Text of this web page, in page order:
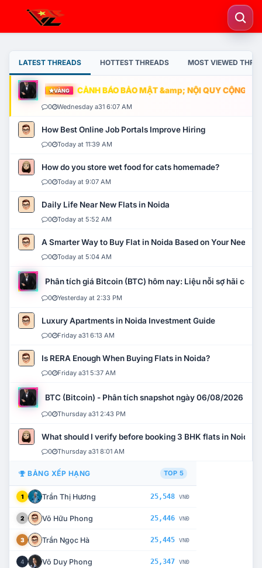
LATEST THREADS HOTTEST THREADS MOST VIEWED
VÀNG CẢNH BÁO BẢO MẬT &amp; NỘI QUY CỘNG
0 Wednesday a31 6:07 AM
How Best Online Job Portals Improve Hiring
0 Today at 11:39 AM
How do you store wet food for cats homemade?
0 Today at 9:07 AM
Daily Life Near New Flats in Noida
0 Today at 5:52 AM
A Smarter Way to Buy Flat in Noida Based on Your Needs
0 Today at 5:04 AM
Phân tích giá Bitcoin (BTC) hôm nay: Liệu nỗi sợ hãi có
0 Yesterday at 2:33 PM
Luxury Apartments in Noida Investment Guide
0 Friday a31 6:13 AM
Is RERA Enough When Buying Flats in Noida?
0 Friday a31 5:37 AM
BTC (Bitcoin) - Phân tích snapshot ngày 06/08/2026
0 Thursday a31 2:43 PM
What should I verify before booking 3 BHK flats in Noida?
0 Thursday a31 8:01 AM
BẢNG XẾP HẠNG TOP 5
1 Trần Thị Hương 25,548 VNĐ
2 Võ Hữu Phong 25,446 VNĐ
3 Trần Ngọc Hà 25,445 VNĐ
4 Võ Duy Phong 25,347 VNĐ